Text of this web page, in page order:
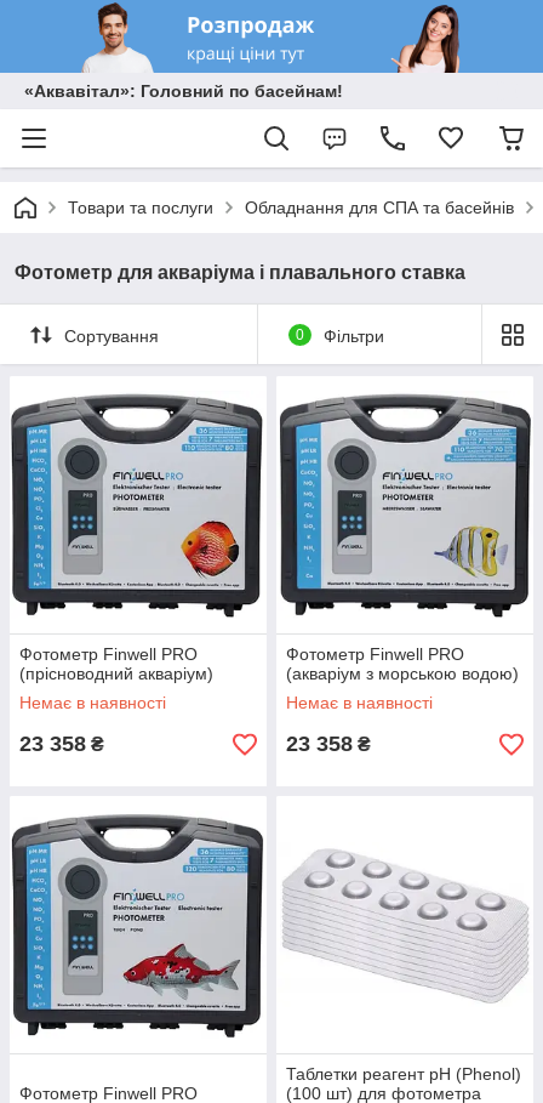
«Аквавітал»: Головний по басейнам!
Товари та послуги Обладнання для СПА та басейнів
Фотометр для акваріума і плавального ставка
Сортування 0 Фільтри
Фотометр Finwell PRO
(прісноводний акваріум)
Немає в наявності
23 358 ₴
Фотометр Finwell PRO
(акваріум з морською водою)
Немає в наявності
23 358 ₴
Фотометр Finwell PRO
Таблетки реагент рН (Phenol)
(100 шт) для фотометра